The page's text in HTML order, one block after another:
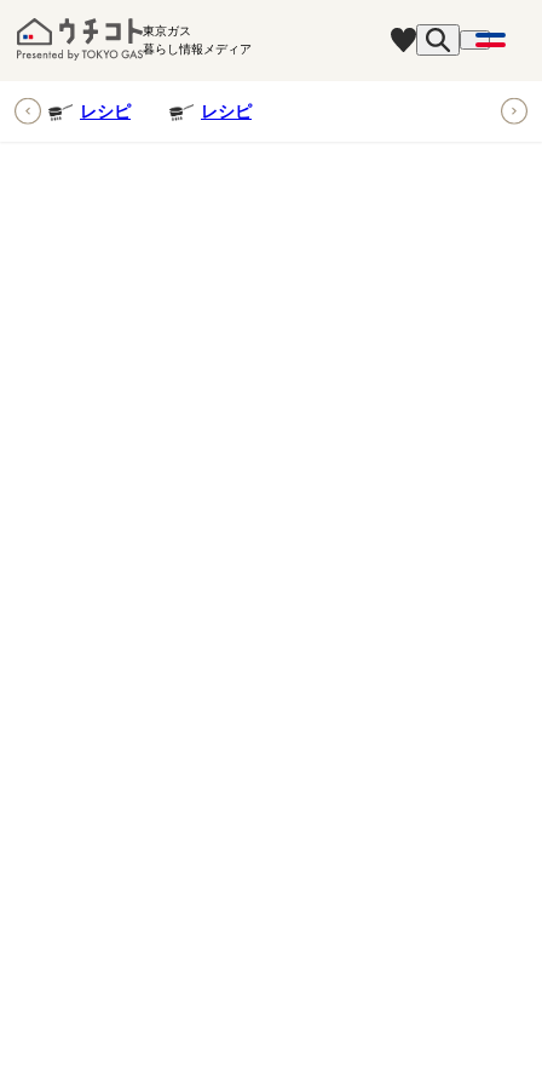
東京ガス
暮らし情報メディア
レシピ レシピ